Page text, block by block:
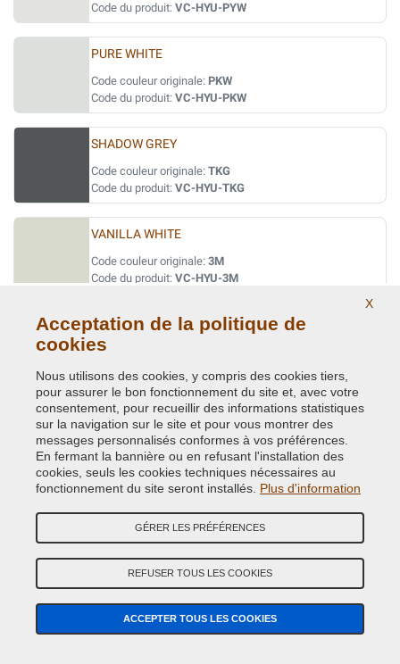
Code du produit: VC-HYU-PYW
PURE WHITE
Code couleur originale: PKW
Code du produit: VC-HYU-PKW
SHADOW GREY
Code couleur originale: TKG
Code du produit: VC-HYU-TKG
VANILLA WHITE
Code couleur originale: 3M
Code du produit: VC-HYU-3M
ZESTY BLUE
Code couleur originale:
Code du produit:
VC-HYU-WT
Produits Associés
X
Acceptation de la politique de
cookies
Nous utilisons des cookies, y compris des cookies tiers,
pour assurer le bon fonctionnement du site et, avec votre
consentement, pour recueillir des informations statistiques
sur la navigation sur le site et pour vous montrer des
messages personnalisés conformes à vos préférences.
En fermant la bannière ou en refusant l'installation des
cookies, seuls les cookies techniques nécessaires au
fonctionnement du site seront installés. Plus d'information
GÉRER LES PRÉFÉRENCES
REFUSER TOUS LES COOKIES
ACCEPTER TOUS LES COOKIES